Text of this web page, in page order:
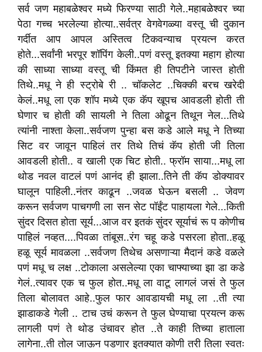
सर्व जण महाबळेश्वर मध्ये फिरण्या साठी गेले..महाबळेश्वर च्या
पेठा गच्च भरलेल्या होत्या..सर्वत्र वेगवेगळ्या वस्तू ची दुकान
गर्दीत आप आपल अस्तित्व टिकवन्याच प्रयत्न करत
होते...सर्वांनी भरपूर शॉपिंग केली..पणं वस्तू इतक्या महाग होत्या
की साध्या साध्या वस्तू ची किंमत ही तिपटीने जास्त होती
तिथे..मधू ने ही स्ट्रोबे री .. चॉकलेट ..चिक्की बरच खरेदी
केलं..मधू ला एक शॉप मध्ये एक कॅप खूपच आवडली होती ती
घेणार च होती की सायली ने तिला ओढून तिथून नेल...तिथे
त्यांनी नाश्ता केला..सर्वजण पुन्हा बस कडे आले मधू ने तिच्या
सिट वर जावून पाहिलं तर तिथे तिचं कॅप होती जी तिला
आवडली होती.. व खाली एक चिट होती.. फ्रॉम साया...मधू ला
थोड नवल वाटलं पणं आनंद ही झाला..तिने ती कॅप डोक्यावर
घालून पाहिली..नंतर काढून ..जवळ घेऊन बसली .. जेवण
करून सर्वजण पाचगणी ला सन सेट पॉईंट पाहायला गेले...किती
सुंदर दिसत होता सूर्य...आज वर इतकं सुंदर सूर्याचं रू प कोणीच
पाहिलं नव्हत....पिवळा तांबूस..रंग चहू कडे पसरला होता..हळू
हळू सूर्य मावळला ..सर्वजण तिथेच असणाऱ्या मैदानं कडे वळले
पणं मधू च लक्ष ..टोकाला असलेल्या एका चाफ्याच्या झा डा कडे
गेलं..त्यावर एक च फुल होत..मधू ला वाटू लागलं जसं ते फुल
तिला बोलावत आहे..फुल फार आवडायची मधू ला ..ती त्या
झाडाकडे गेली .. टाच उचं करून ते फुल घेण्याचा प्रयत्न करू
लागली पणं ते थोड उंचावर होत ..ते काही तिच्या हाताला
लागेना..ती तोल जाऊन पडणार इतक्यात कोणी तरी तिला स्वतः